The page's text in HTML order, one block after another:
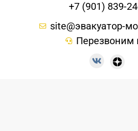
+7 (901) 839-
site@эвакуатор-
Перезвоним